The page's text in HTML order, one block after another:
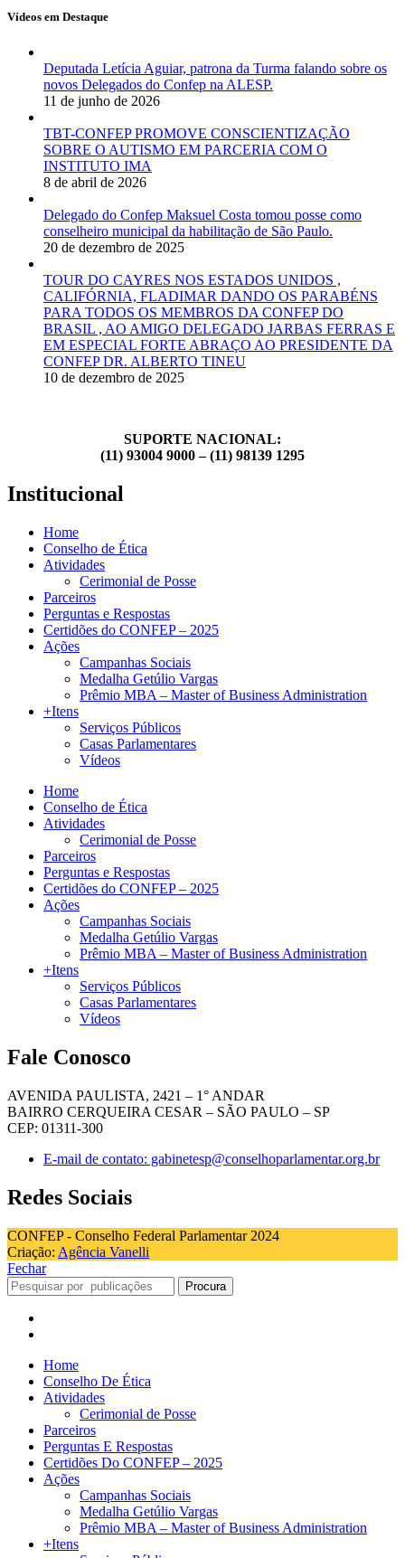
Vídeos em Destaque
Deputada Letícia Aguiar, patrona da Turma falando sobre os
novos Delegados do Confep na ALESP.
11 de junho de 2026
TBT-CONFEP PROMOVE CONSCIENTIZAÇÃO
SOBRE O AUTISMO EM PARCERIA COM O
INSTITUTO IMA
8 de abril de 2026
Delegado do Confep Maksuel Costa tomou posse como
conselheiro municipal da habilitação de São Paulo.
20 de dezembro de 2025
TOUR DO CAYRES NOS ESTADOS UNIDOS ,
CALIFÓRNIA, FLADIMAR DANDO OS PARABÉNS
PARA TODOS OS MEMBROS DA CONFEP DO
BRASIL , AO AMIGO DELEGADO JARBAS FERRAS E
EM ESPECIAL FORTE ABRAÇO AO PRESIDENTE DA
CONFEP DR. ALBERTO TINEU
10 de dezembro de 2025
SUPORTE NACIONAL:
(11) 93004 9000 – (11) 98139 1295
Institucional
Home
Conselho de Ética
Atividades
Cerimonial de Posse
Parceiros
Perguntas e Respostas
Certidões do CONFEP – 2025
Ações
Campanhas Sociais
Medalha Getúlio Vargas
Prêmio MBA – Master of Business Administration
+Itens
Serviços Públicos
Casas Parlamentares
Vídeos
Home
Conselho de Ética
Atividades
Cerimonial de Posse
Parceiros
Perguntas e Respostas
Certidões do CONFEP – 2025
Ações
Campanhas Sociais
Medalha Getúlio Vargas
Prêmio MBA – Master of Business Administration
+Itens
Serviços Públicos
Casas Parlamentares
Vídeos
Fale Conosco
AVENIDA PAULISTA, 2421 – 1° ANDAR
BAIRRO CERQUEIRA CESAR – SÃO PAULO – SP
CEP: 01311-300
E-mail de contato: gabinetesp@conselhoparlamentar.org.br
Redes Sociais
CONFEP - Conselho Federal Parlamentar 2024
Criação: Agência Vanelli
Fechar
Procura
Home
Conselho De Ética
Atividades
Cerimonial de Posse
Parceiros
Perguntas E Respostas
Certidões Do CONFEP – 2025
Ações
Campanhas Sociais
Medalha Getúlio Vargas
Prêmio MBA – Master of Business Administration
+Itens